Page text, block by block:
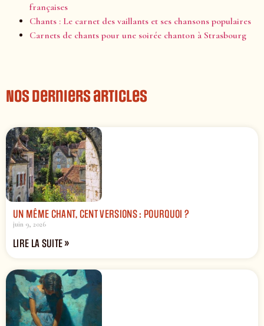
françaises
Chants : Le carnet des vaillants et ses chansons populaires
Carnets de chants pour une soirée chanton à Strasbourg
Nos derniers articles
UN MÊME CHANT, CENT VERSIONS : POURQUOI ?
juin 9, 2026
LIRE LA SUITE »